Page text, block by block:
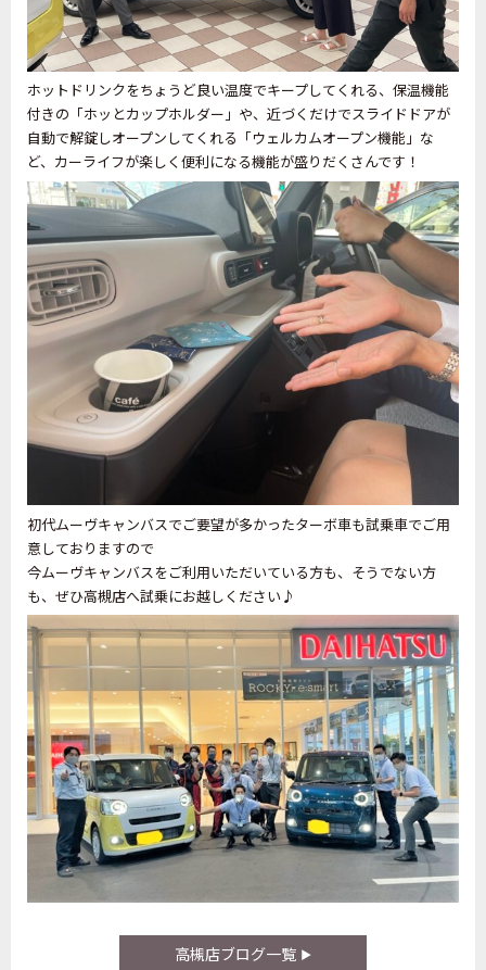
ホットドリンクをちょうど良い温度でキープしてくれる、保温機能
付きの「ホッとカップホルダー」や、近づくだけでスライドドアが
自動で解錠しオープンしてくれる「ウェルカムオープン機能」な
ど、カーライフが楽しく便利になる機能が盛りだくさんです！
初代ムーヴキャンバスでご要望が多かったターボ車も試乗車でご用
意しておりますので
今ムーヴキャンバスをご利用いただいている方も、そうでない方
も、ぜひ高槻店へ試乗にお越しください♪
高槻店ブログ一覧